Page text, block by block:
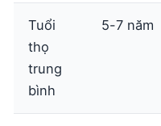
Tuổi
thọ
trung
bình
5-7 năm